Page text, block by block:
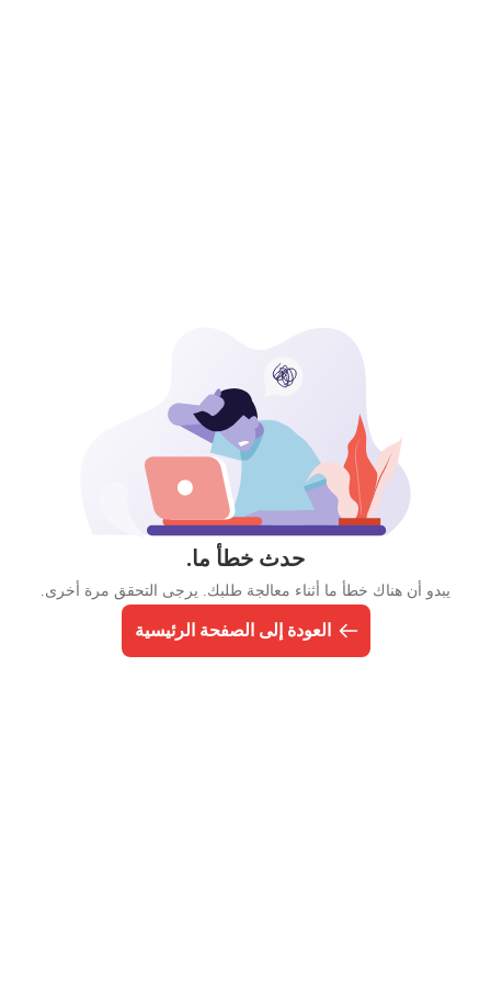
حدث خطأ ما.
يبدو أن هناك خطأ ما أثناء معالجة طلبك. يرجى التحقق مرة أخرى.
العودة إلى الصفحة الرئيسية